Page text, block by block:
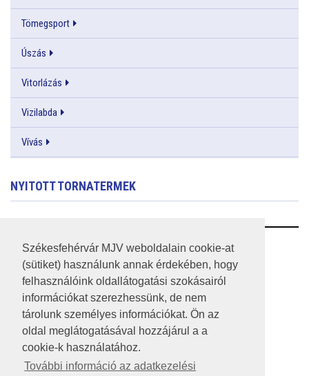
Székesfehérvár MJV weboldalain cookie-at
(sütiket) használunk annak érdekében, hogy
felhasználóink oldallátogatási szokásairól
információkat szerezhessünk, de nem
tárolunk személyes információkat. Ön az
oldal meglátogatásával hozzájárul a a
cookie-k használatához.
További információ az adatkezelési
Tömegsport
Úszás
Vitorlázás
Vizilabda
Vívás
NYITOTT TORNATERMEK
RSS
A HONLAP 2017.03.31-I ÁLLAPOTA
JOGI NYILATKOZAT
IMPRESSZUM